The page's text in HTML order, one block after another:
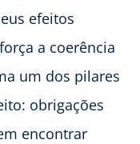
efeitos
a coerência
um dos pilares
obrigações
encontrar